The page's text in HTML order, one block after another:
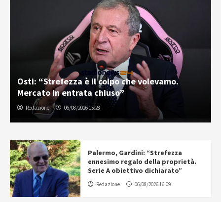
Osti: “Strefezza è il colpo che volevamo.
Mercato in entrata chiuso”
Redazione 06/08/2026 15:28
Palermo, Gardini: “Strefezza
ennesimo regalo della proprietà.
Serie A obiettivo dichiarato”
Redazione 06/08/2026 16:09